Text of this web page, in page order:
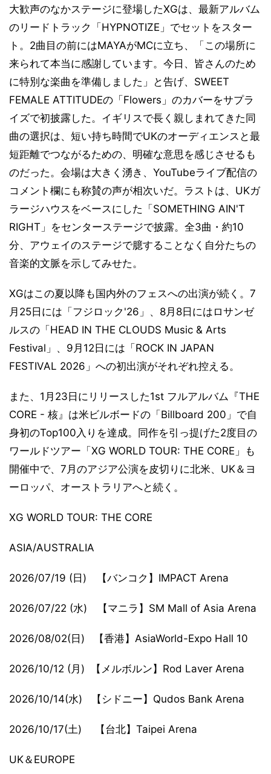
大歓声のなかステージに登場したXGは、最新アルバム
のリードトラック「HYPNOTIZE」でセットをスター
ト。2曲目の前にはMAYAがMCに立ち、「この場所に
来られて本当に感謝しています。今日、皆さんのため
に特別な楽曲を準備しました」と告げ、SWEET
FEMALE ATTITUDEの「Flowers」のカバーをサプラ
イズで初披露した。イギリスで長く親しまれてきた同
曲の選択は、短い持ち時間でUKのオーディエンスと最
短距離でつながるための、明確な意思を感じさせるも
のだった。会場は大きく湧き、YouTubeライブ配信の
コメント欄にも称賛の声が相次いだ。ラストは、UKガ
ラージハウスをベースにした「SOMETHING AIN'T
RIGHT」をセンターステージで披露。全3曲・約10
分、アウェイのステージで臆することなく自分たちの
音楽的文脈を示してみせた。
XGはこの夏以降も国内外のフェスへの出演が続く。7
月25日には「フジロック'26」、8月8日にはロサンゼ
ルスの「HEAD IN THE CLOUDS Music & Arts
Festival」、9月12日には「ROCK IN JAPAN
FESTIVAL 2026」への初出演がそれぞれ控える。
また、1月23日にリリースした1st フルアルバム『THE
CORE - 核』は米ビルボードの「Billboard 200」で自
身初のTop100入りを達成。同作を引っ提げた2度目の
ワールドツアー「XG WORLD TOUR: THE CORE」も
開催中で、7月のアジア公演を皮切りに北米、UK＆ヨ
ーロッパ、オーストラリアへと続く。
XG WORLD TOUR: THE CORE
ASIA/AUSTRALIA
2026/07/19 (日) 【バンコク】IMPACT Arena
2026/07/22 (水) 【マニラ】SM Mall of Asia Arena
2026/08/02(日) 【香港】AsiaWorld-Expo Hall 10
2026/10/12 (月) 【メルボルン】Rod Laver Arena
2026/10/14(水) 【シドニー】Qudos Bank Arena
2026/10/17(土) 【台北】Taipei Arena
UK＆EUROPE